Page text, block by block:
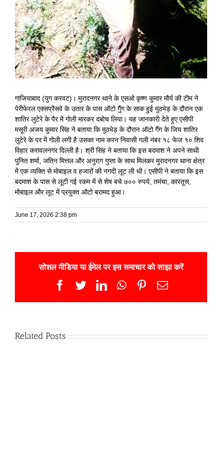
गाजियाबाद (युग करवट)। मुरादनगर थाने के एसओ कृष्ण कुमार मौर्य की टीम ने
पेरीफेरल एक्सप्रैसवे के उतार के पास ऑटो गैुंग के साक हुई मुठभेड़ के दौरान एक
शातिर लुटेरे के पैर में गोली मारकर दबोच लिया। यह जानकारी देते हुए एसीपी
मसूरी अजय कुमार सिंह ने बताया कि मुठभेड़ के दौरान ऑटो गैंग के जिय शातिर
लुटेरे के पर में गोली लगी है उसका नाम करन निवासी गली नंबर १८ फेज १० शिव
विहार करावलनगर दिल्ली है। श्री सिंह ने बताया कि इस बदमाश ने अपने साथी
पुनित शर्मा, जतिन मित्तल और अनुराग गुप्ता के साथ मिलकर मुरादनगर थाना क्षेत्र
में एक व्यक्ति से मोबाइल व हजारों की नगदी लूट ली थी। एसीपी ने बताया कि इस
बदमाश के पास से लूटी गई रकम में से शेष बचे ७०० रुपये, तमंचा, कारतूस,
मोबाइल और लूट में प्रयुक्त ऑटो बरामद हुआ।
June 17, 2026 2:38 pm
सोशल मीडिया या ईमेल पर इस समाचार को साझा करें
Facebook
TwitterLinkedInWhatsApp
Pinterest
Email
Related Posts